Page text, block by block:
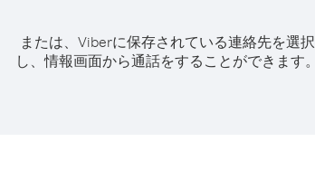
または、Viberに保存されている連絡先を選択
し、情報画面から通話をすることができます。